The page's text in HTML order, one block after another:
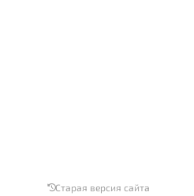
Старая версия сайта